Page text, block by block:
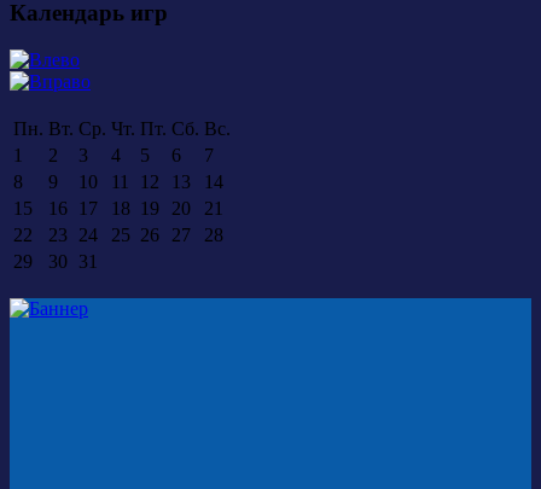
Календарь игр
Пн. Вт. Ср. Чт. Пт. Сб. Вс.
1
2 3 4 5 6
7
8
9 10 11 12 13
14
15
16 17 18 19 20
21
22
23 24 25 26 27
28
29
30 31